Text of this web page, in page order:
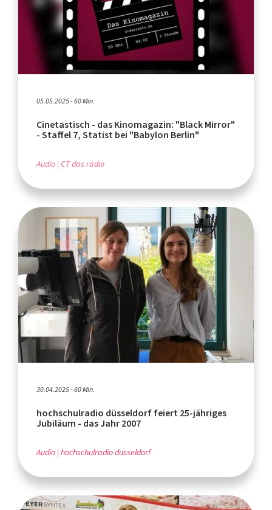
05.05.2025 - 60 Min.
Cinetastisch - das Kinomagazin: "Black Mirror"
- Staffel 7, Statist bei "Babylon Berlin"
Audio CT das radio
30.04.2025 - 60 Min.
hochschulradio düsseldorf feiert 25-jähriges
Jubiläum - das Jahr 2007
Audio hochschulradio düsseldorf